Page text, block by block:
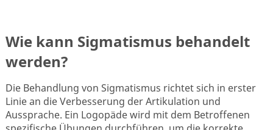
Wie kann Sigmatismus behandelt
werden?
Die Behandlung von Sigmatismus richtet sich in erster
Linie an die Verbesserung der Artikulation und
Aussprache. Ein Logopäde wird mit dem Betroffenen